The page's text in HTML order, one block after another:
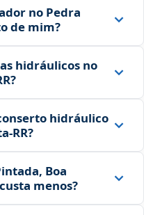
no Pedra
de mim?
hidráulicos no
hidráulico
Boa
menos?